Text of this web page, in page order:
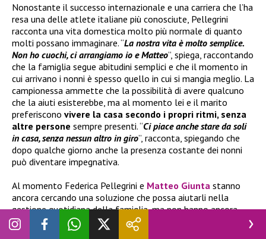
Nonostante il successo internazionale e una carriera che l’ha
resa una delle atlete italiane più conosciute, Pellegrini
racconta una vita domestica molto più normale di quanto
molti possano immaginare. “La nostra vita è molto semplice.
Non ho cuochi, ci arrangiamo io e Matteo”, spiega, raccontando
che la famiglia segue abitudini semplici e che il momento in
cui arrivano i nonni è spesso quello in cui si mangia meglio. La
campionessa ammette che la possibilità di avere qualcuno
che la aiuti esisterebbe, ma al momento lei e il marito
preferiscono vivere la casa secondo i propri ritmi, senza
altre persone sempre presenti. “Ci piace anche stare da soli
in casa, senza nessun altro in giro”, racconta, spiegando che
dopo qualche giorno anche la presenza costante dei nonni
può diventare impegnativa.
Al momento Federica Pellegrini e Matteo Giunta stanno
ancora cercando una soluzione che possa aiutarli nella
gestione quotidiana della famiglia, ma non hanno ancora
individuato la persona adatta alle loro esigenze. La coppia
non esclude di poter ricorrere in futuro a un supporto più